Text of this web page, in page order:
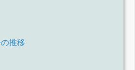
推移